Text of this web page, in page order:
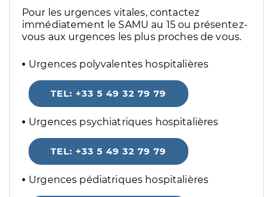
Pour les urgences vitales, contactez
immédiatement le SAMU au 15 ou présentez-
vous aux urgences les plus proches de vous.
Urgences polyvalentes hospitalières
TEL: +33 5 49 32 79 79
Urgences psychiatriques hospitalières
TEL: +33 5 49 32 79 79
Urgences pédiatriques hospitalières